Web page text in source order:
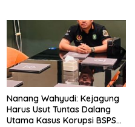
Nanang Wahyudi: Kejagung
Harus Usut Tuntas Dalang
Utama Kasus Korupsi BSPS